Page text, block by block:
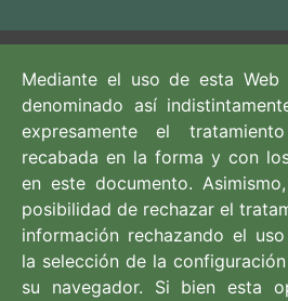
954 542 701
954 282
Mediante el uso de esta
denominado así
expresamente el
recabada en la forma y con
en este documento.
posibilidad de rechazar el
información rechazando el
la selección de la
su navegador. Si bien esta